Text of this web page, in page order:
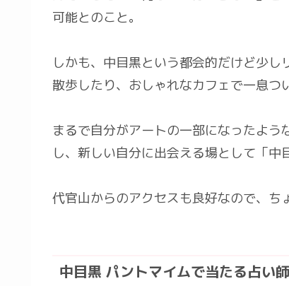
可能とのこと。
しかも、中目黒という都会的だけど少
散歩したり、おしゃれなカフェで一息つ
まるで自分がアートの一部になったよ
し、新しい自分に出会える場として「中
代官山からのアクセスも良好なので、ち
中目黒 パントマイムで当たる占い